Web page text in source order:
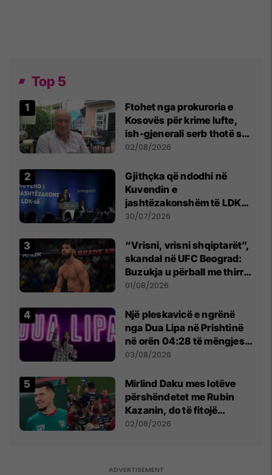
Top 5
Ftohet nga prokuroria e
Kosovës për krime lufte,
ish-gjenerali serb thotë se
dikush e tradhtoi në
02/08/2026
Gjithçka që ndodhi në
Kuvendin e
jashtëzakonshëm të LDK-
së
30/07/2026
“Vrisni, vrisni shqiptarët”,
skandal në UFC Beograd:
Buzukja u përball me thirrje
anti-shqiptare nga
01/08/2026
Një pleskavicë e ngrënë
nga Dua Lipa në Prishtinë
në orën 04:28 të mëngjesit
- dhe bota digjitale serbe
03/08/2026
Mirlind Daku mes lotëve
përshëndetet me Rubin
Kazanin, do të fitojë
miliona te Spartak Moska
02/08/2026